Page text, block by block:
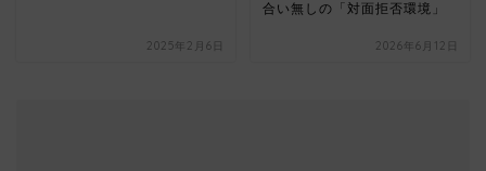
2025年2月6日
合い無しの「対面拒否環境」
2026年6月12日